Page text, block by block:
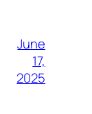
June
17,
2025